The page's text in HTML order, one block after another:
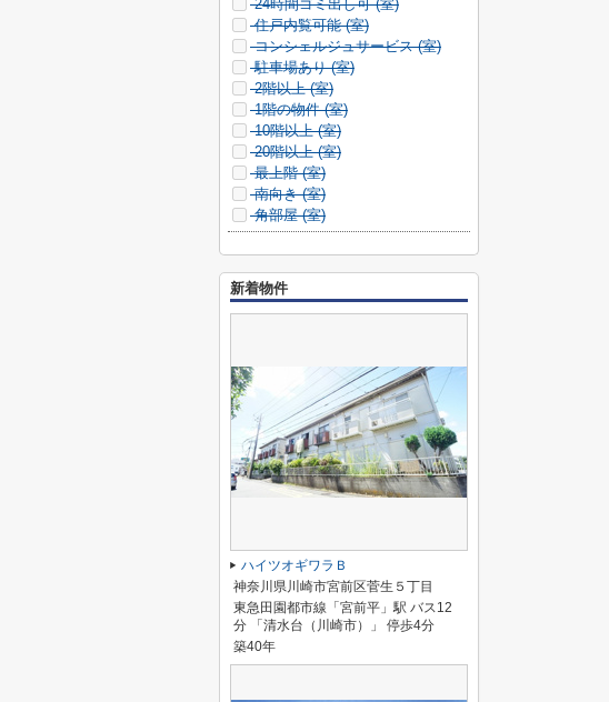
24時間ゴミ出し可 (室)
住戸内覧可能 (室)
コンシェルジュサービス (室)
駐車場あり (室)
2階以上 (室)
1階の物件 (室)
10階以上 (室)
20階以上 (室)
最上階 (室)
南向き (室)
角部屋 (室)
新着物件
ハイツオギワラＢ
神奈川県川崎市宮前区菅生５丁目
東急田園都市線「宮前平」駅 バス12
分 「清水台（川崎市）」 停歩4分
築40年